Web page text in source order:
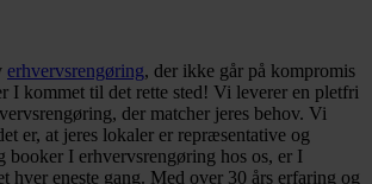
erhvervsrengøring, der ikke går på kompromis
I kommet til det rette sted! Vi leverer en pletfri
der matcher jeres behov. Vi
er, at jeres lokaler er repræsentative og
booker I erhvervsrengøring hos os, er I
hver eneste gang. Med over 30 års erfaring og